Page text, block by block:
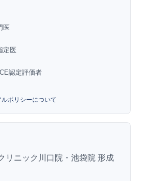
医
定医
認定評価者
ポリシーについて
リニック川口院・池袋院 形成